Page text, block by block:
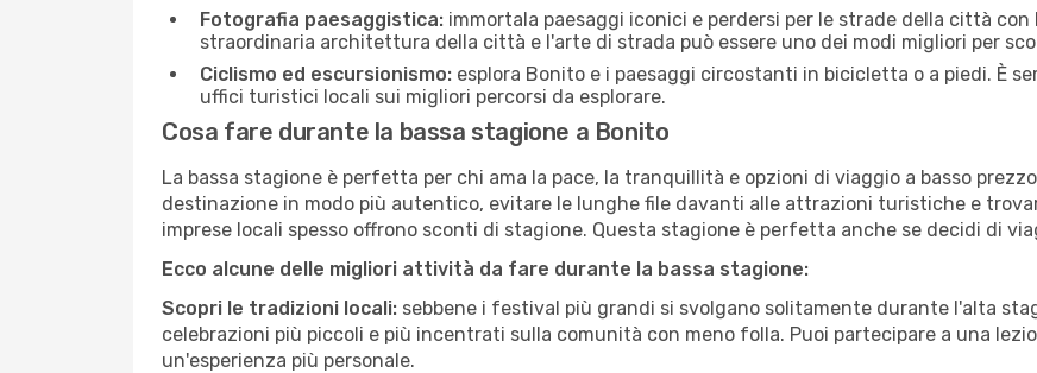
Fotografia paesaggistica: immortala paesaggi iconici e perdersi per le strade della città
straordinaria architettura della città e l'arte di strada può essere uno dei modi migliori per
Ciclismo ed escursionismo: esplora Bonito e i paesaggi circostanti in bicicletta o a piedi. È
uffici turistici locali sui migliori percorsi da esplorare.
Cosa fare durante la bassa stagione a Bonito
La bassa stagione è perfetta per chi ama la pace, la tranquillità e opzioni di viaggio a basso
destinazione in modo più autentico, evitare le lunghe file davanti alle attrazioni turistiche e
imprese locali spesso offrono sconti di stagione. Questa stagione è perfetta anche se decidi di
Ecco alcune delle migliori attività da fare durante la bassa stagione:
Scopri le tradizioni locali: sebbene i festival più grandi si svolgano solitamente durante l'alta
celebrazioni più piccoli e più incentrati sulla comunità con meno folla. Puoi partecipare a una
un'esperienza più personale.